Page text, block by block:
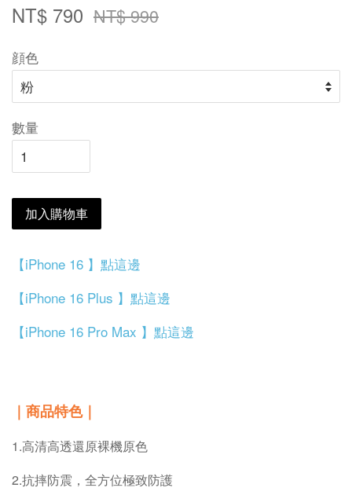
NT$ 790 NT$ 990
顔色
數量
加入購物車
【iPhone 16 】點這邊
【iPhone 16 Plus 】點這邊
【iPhone 16 Pro Max 】點這邊
｜商品特色｜
1.高清高透還原裸機原色
2.抗摔防震，全方位極致防護